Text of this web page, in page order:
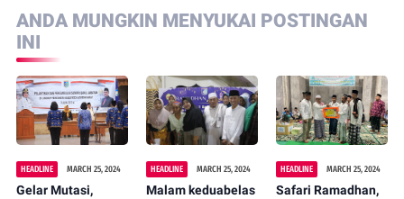
ANDA MUNGKIN MENYUKAI POSTINGAN
INI
HEADLINE MARCH 25, 2024
Gelar Mutasi,
HEADLINE MARCH 25, 2024
Malam keduabelas
HEADLINE MARCH 25, 2024
Safari Ramadhan,